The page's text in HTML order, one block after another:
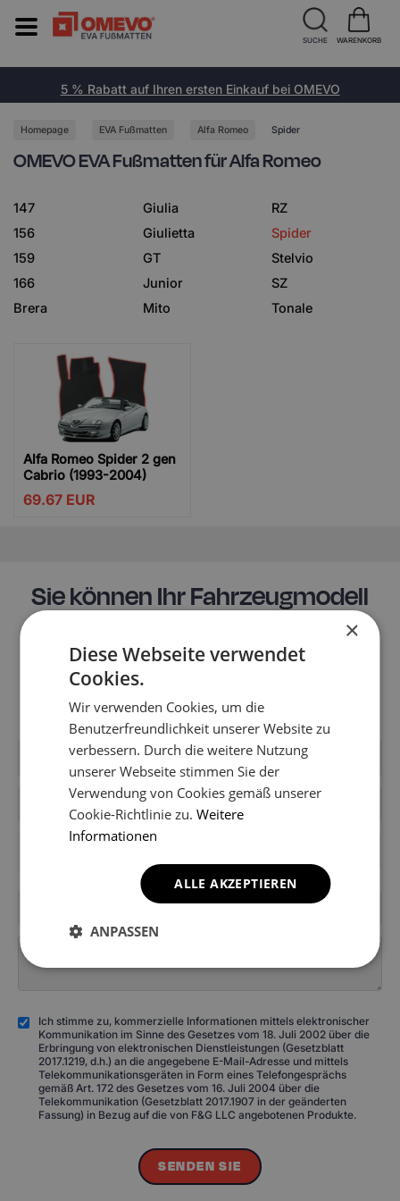
5 % Rabatt auf Ihren ersten Einkauf bei OMEVO
Homepage EVA Fußmatten Alfa Romeo Spider
OMEVO EVA Fußmatten für Alfa Romeo
147
156
159
166
Brera
Giulia
Giulietta
GT
Junior
Mito
RZ
Spider
Stelvio
SZ
Tonale
Alfa Romeo Spider 2 gen
Cabrio (1993-2004)
69.67 EUR
Sie können Ihr Fahrzeugmodell
Möglicherweise ist es noch nicht in den Katalog des
Shops aufgenommen worden. Schreiben Sie uns, um
erhalten.
Ich stimme zu, kommerzielle Informationen mittels elektronischer
Kommunikation im Sinne des Gesetzes vom 18. Juli 2002 über die
Erbringung von elektronischen Dienstleistungen (Gesetzblatt
2017.1219, d.h.) an die angegebene E-Mail-Adresse und mittels
Telekommunikationsgeräten in Form eines Telefongesprächs
gemäß Art. 172 des Gesetzes vom 16. Juli 2004 über die
Telekommunikation (Gesetzblatt 2017.1907 in der geänderten
Fassung) in Bezug auf die von F&G LLC angebotenen Produkte.
SENDEN SIE
SUCHE WARENKORB
×
Diese Webseite verwendet
Cookies.
Wir verwenden Cookies, um die
Benutzerfreundlichkeit unserer Website zu
verbessern. Durch die weitere Nutzung
unserer Webseite stimmen Sie der
Verwendung von Cookies gemäß unserer
Cookie-Richtlinie zu.Weitere
Informationen
ALLE AKZEPTIEREN
ANPASSEN